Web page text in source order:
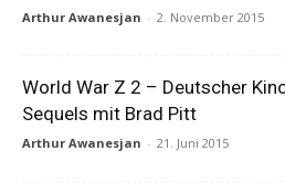
Arthur Awanesjan - 2. November 2015
World War Z 2 – Deutscher
Sequels mit Brad Pitt
Arthur Awanesjan - 21. Juni 2015